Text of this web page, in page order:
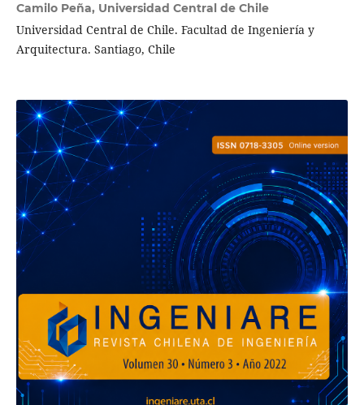
Camilo Peña, Universidad Central de Chile
Universidad Central de Chile. Facultad de Ingeniería y
Arquitectura. Santiago, Chile